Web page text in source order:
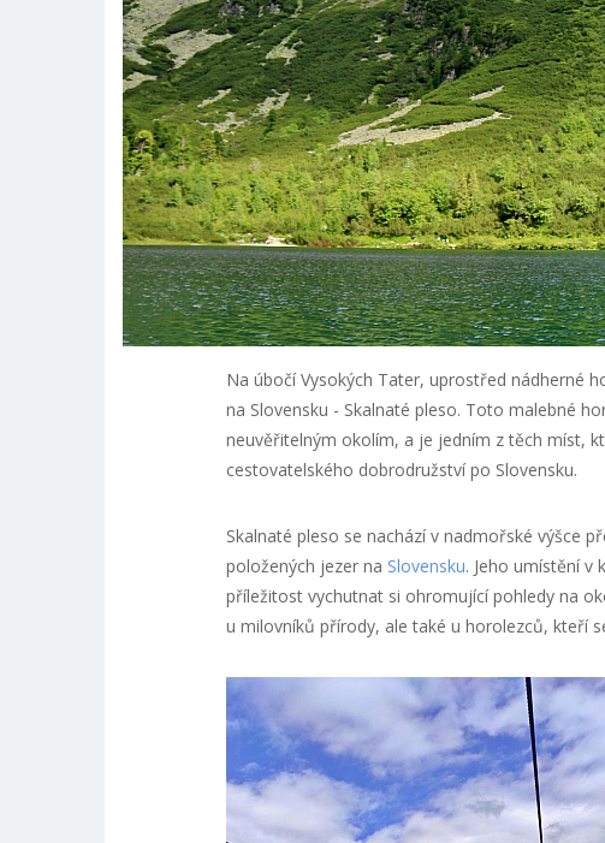
Na úbočí Vysokých Tater, uprostřed nádherné
na Slovensku - Skalnaté pleso. Toto malebné
neuvěřitelným okolím, a je jedním z těch míst,
cestovatelského dobrodružství po Slovensku.
Skalnaté pleso se nachází v nadmořské výšce
položených jezer na Slovensku. Jeho umístění v
příležitost vychutnat si ohromující pohledy na
u milovníků přírody, ale také u horolezců, kteří